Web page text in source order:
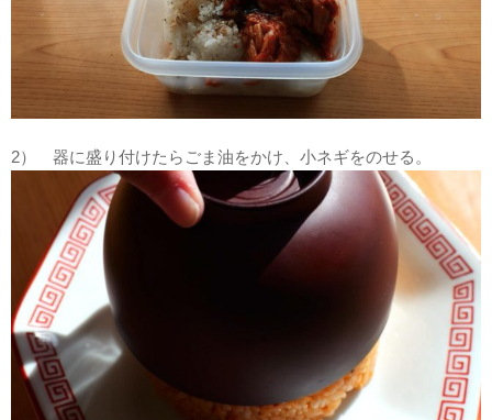
2） 器に盛り付けたらごま油をかけ、小ネギをのせる。